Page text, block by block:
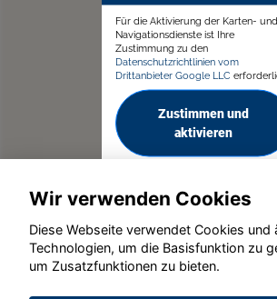
Für die Aktivierung der Karten- und
Navigationsdienste ist Ihre
Zustimmung zu den
Datenschutzrichtlinien vom
Drittanbieter Google LLC
Zustimmen und
aktivieren
© konjunkturmotor.de GmbH
Wir verwenden Cookies
Diese Webseite verwendet Cookies und
Technologien, um die Basisfunktion zu
um Zusatzfunktionen zu bieten.